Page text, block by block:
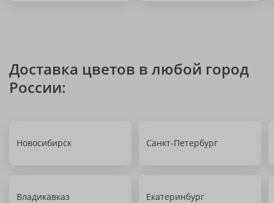
Доставка цветов в любой город
России:
Новосибирск Санкт-Петербург
Владикавказ Екатеринбург